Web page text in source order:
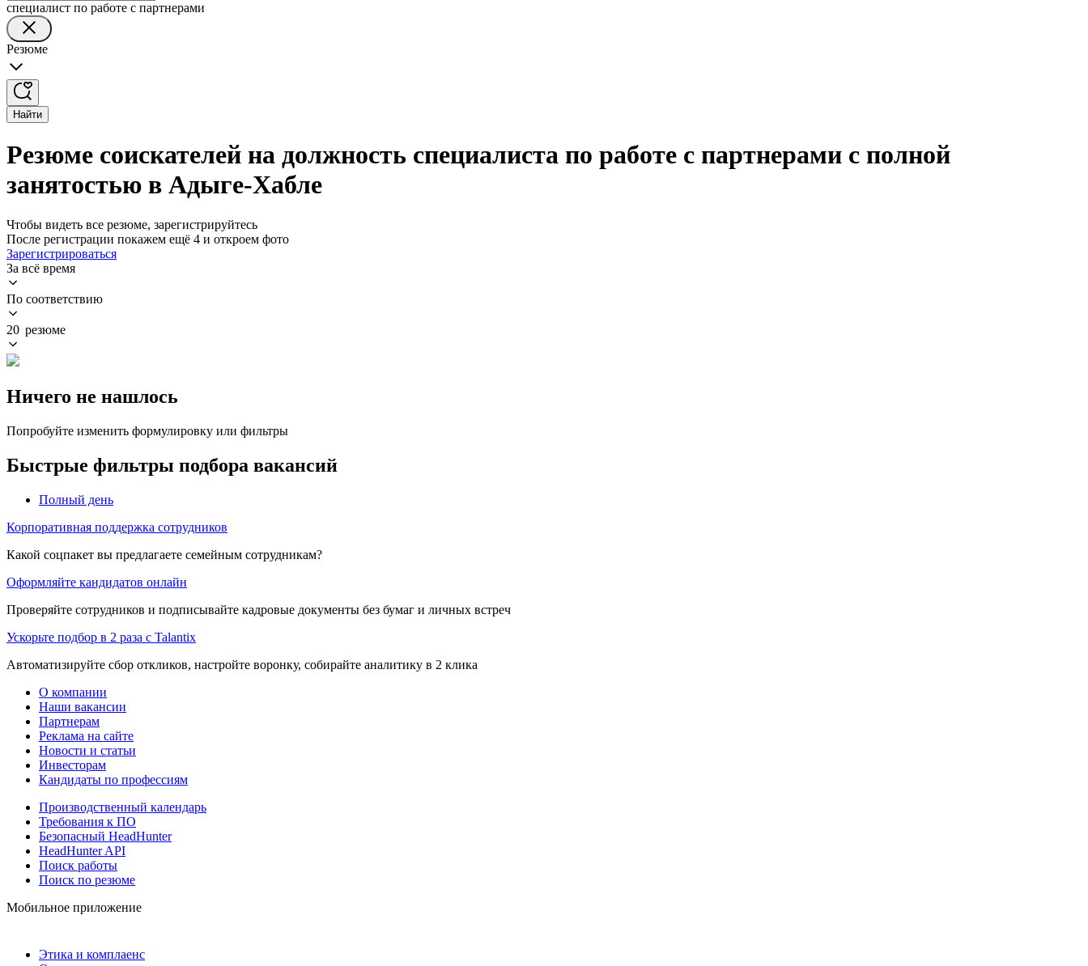
специалист по работе с партнерами
Резюме
Найти
Резюме соискателей на должность специалиста по работе с партнерами с полной
занятостью в Адыге-Хабле
Чтобы видеть все резюме, зарегистрируйтесь
После регистрации покажем ещё 4 и откроем фото
Зарегистрироваться
За всё время
По соответствию
20 резюме
Ничего не нашлось
Попробуйте изменить формулировку или фильтры
Быстрые фильтры подбора вакансий
Полный день
Корпоративная поддержка сотрудников
Какой соцпакет вы предлагаете семейным сотрудникам?
Оформляйте кандидатов онлайн
Проверяйте сотрудников и подписывайте кадровые документы без бумаг и личных встреч
Ускорьте подбор в 2 раза с Talantix
Автоматизируйте сбор откликов, настройте воронку, собирайте аналитику в 2 клика
О компании
Наши вакансии
Партнерам
Реклама на сайте
Новости и статьи
Инвесторам
Кандидаты по профессиям
Производственный календарь
Требования к ПО
Безопасный HeadHunter
HeadHunter API
Поиск работы
Поиск по резюме
Мобильное приложение
Этика и комплаенс